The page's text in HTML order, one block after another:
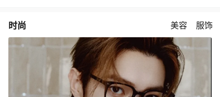
时尚 美容 服饰